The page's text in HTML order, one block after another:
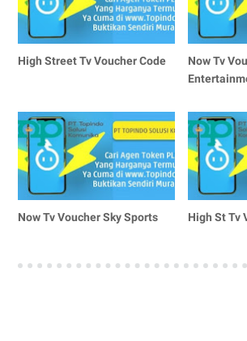
High Street Tv Voucher Code
Now Tv
Now Tv Voucher Sky Sports High St Tv